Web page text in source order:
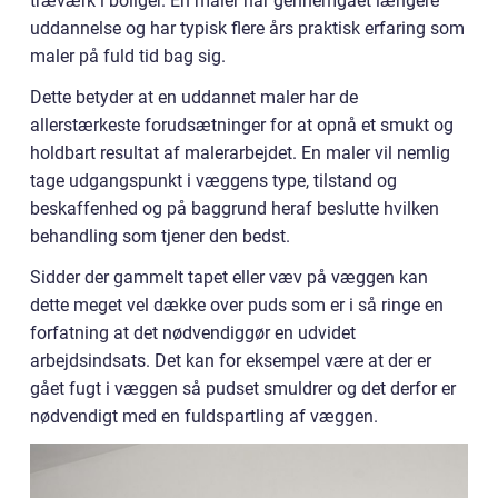
uddannelse og har typisk flere års praktisk erfaring som
maler på fuld tid bag sig.
Dette betyder at en uddannet maler har de
allerstærkeste forudsætninger for at opnå et smukt og
holdbart resultat af malerarbejdet. En maler vil nemlig
tage udgangspunkt i væggens type, tilstand og
beskaffenhed og på baggrund heraf beslutte hvilken
behandling som tjener den bedst.
Sidder der gammelt tapet eller væv på væggen kan
dette meget vel dække over puds som er i så ringe en
forfatning at det nødvendiggør en udvidet
arbejdsindsats. Det kan for eksempel være at der er
gået fugt i væggen så pudset smuldrer og det derfor er
nødvendigt med en fuldspartling af væggen.